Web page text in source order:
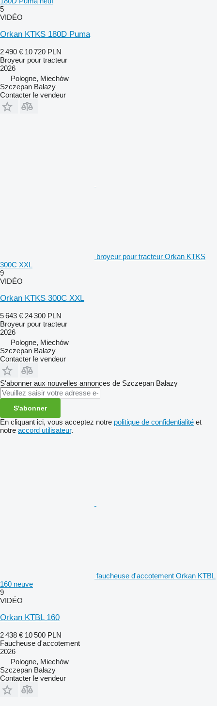
5
VIDÉO
Orkan KTKS 180D Puma
2 490 € 10 720 PLN
Broyeur pour tracteur
2026
Pologne, Miechów
Szczepan Bałazy
Contacter le vendeur
broyeur pour tracteur Orkan KTKS
300C XXL
9
VIDÉO
Orkan KTKS 300C XXL
5 643 € 24 300 PLN
Broyeur pour tracteur
2026
Pologne, Miechów
Szczepan Bałazy
Contacter le vendeur
S'abonner aux nouvelles annonces de Szczepan Bałazy
S'abonner
En cliquant ici, vous acceptez notre politique de confidentialité et
notre accord utilisateur.
faucheuse d'accotement Orkan KTBL
160 neuve
9
VIDÉO
Orkan KTBL 160
2 438 € 10 500 PLN
Faucheuse d'accotement
2026
Pologne, Miechów
Szczepan Bałazy
Contacter le vendeur